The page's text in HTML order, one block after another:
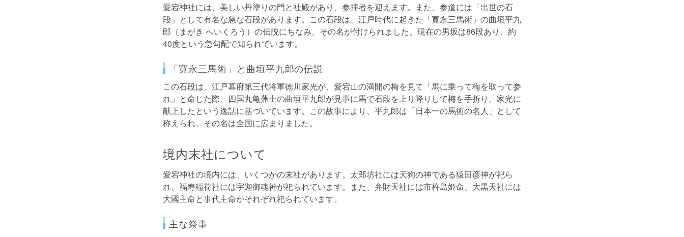
愛宕神社には、美しい丹塗りの門と社殿があり、参拝者を迎えます。また、参道には「出世の石
段」として有名な急な石段があります。この石段は、江戸時代に起きた「寛永三馬術」の曲垣平九
郎（まがき へいくろう）の伝説にちなみ、その名が付けられました。現在の男坂は86段あり、約
40度という急勾配で知られています。
「寛永三馬術」と曲垣平九郎の伝説
この石段は、江戸幕府第三代将軍徳川家光が、愛宕山の満開の梅を見て「馬に乗って梅を取って参
れ」と命じた際、四国丸亀藩士の曲垣平九郎が見事に馬で石段を上り降りして梅を手折り、家光に
献上したという逸話に基づいています。この故事により、平九郎は「日本一の馬術の名人」として
称えられ、その名は全国に広まりました。
境内末社について
愛宕神社の境内には、いくつかの末社があります。太郎坊社には天狗の神である猿田彦神が祀ら
れ、福寿稲荷社には宇迦御魂神が祀られています。また、弁財天社には市杵島姫命、大黒天社には
大國主命と事代主命がそれぞれ祀られています。
主な祭事